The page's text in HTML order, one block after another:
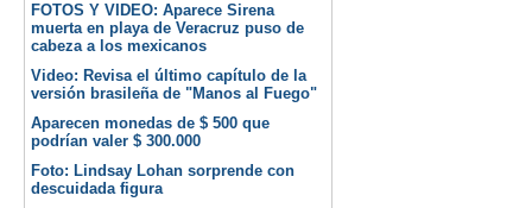
FOTOS Y VIDEO: Aparece Sirena
muerta en playa de Veracruz puso de
cabeza a los mexicanos
Video: Revisa el último capítulo de la
versión brasileña de "Manos al Fuego"
Aparecen monedas de $ 500 que
podrían valer $ 300.000
Foto: Lindsay Lohan sorprende con
descuidada figura